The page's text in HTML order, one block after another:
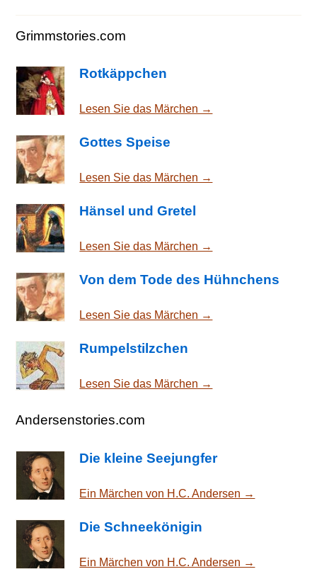
Grimmstories.com
Rotkäppchen
Lesen Sie das Märchen →
Gottes Speise
Lesen Sie das Märchen →
Hänsel und Gretel
Lesen Sie das Märchen →
Von dem Tode des Hühnchens
Lesen Sie das Märchen →
Rumpelstilzchen
Lesen Sie das Märchen →
Andersenstories.com
Die kleine Seejungfer
Ein Märchen von H.C. Andersen →
Die Schneekönigin
Ein Märchen von H.C. Andersen →